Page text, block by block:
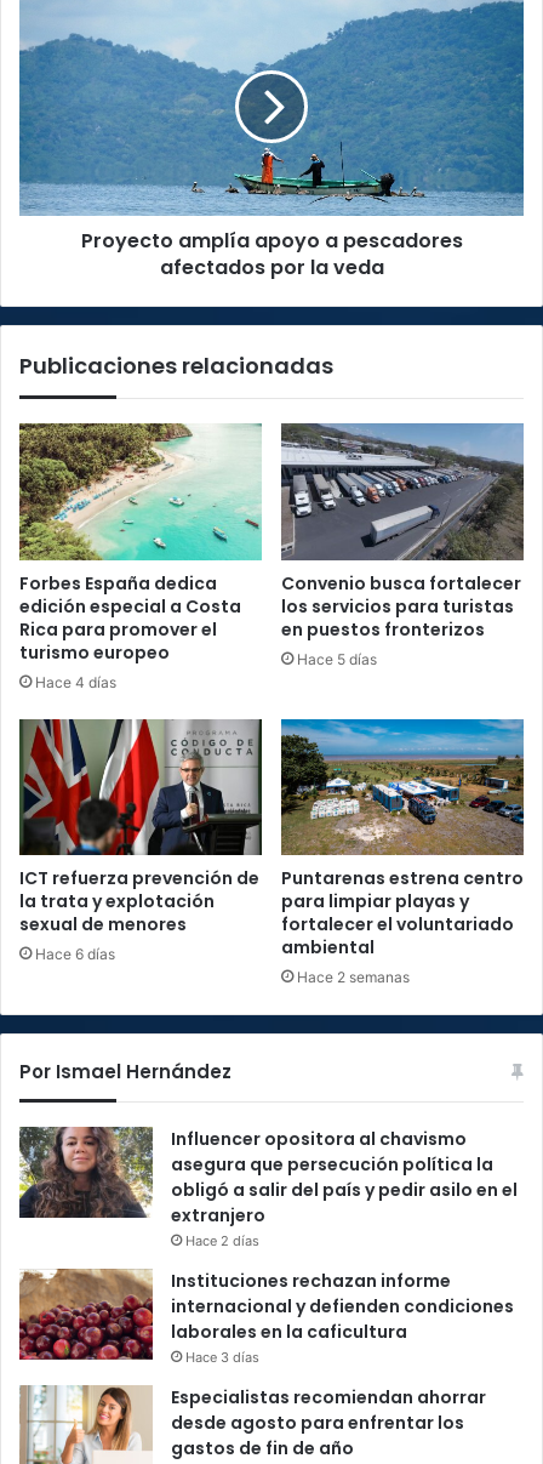
apoyo
a
pescadores
afectados
por
la
veda
Proyecto amplía apoyo a pescadores
afectados por la veda
Publicaciones relacionadas
Forbes España dedica
edición especial a Costa
Rica para promover el
turismo europeo
Hace 4 días
Convenio busca fortalecer
los servicios para turistas
en puestos fronterizos
Hace 5 días
ICT refuerza prevención de
la trata y explotación
sexual de menores
Hace 6 días
Puntarenas estrena centro
para limpiar playas y
fortalecer el voluntariado
ambiental
Hace 2 semanas
Por Ismael Hernández
Influencer opositora al chavismo
asegura que persecución política la
obligó a salir del país y pedir asilo en el
extranjero
Hace 2 días
Instituciones rechazan informe
internacional y defienden condiciones
laborales en la caficultura
Hace 3 días
Especialistas recomiendan ahorrar
desde agosto para enfrentar los
gastos de fin de año